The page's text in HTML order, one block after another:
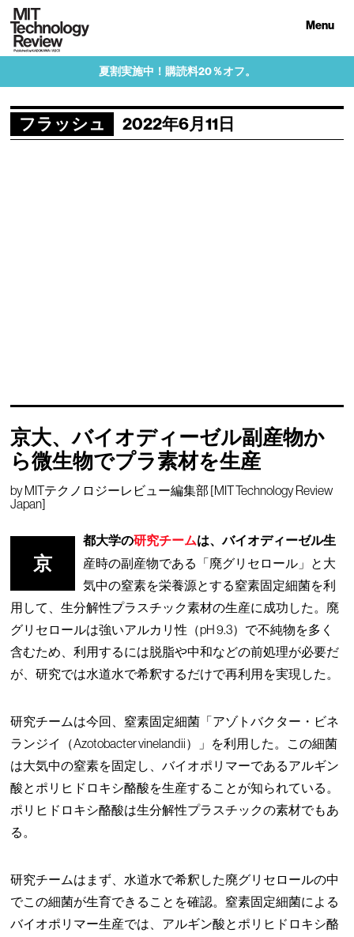
Menu
夏割実施中！購読料20％オフ。
フラッシュ 2022年6月11日
京大、バイオディーゼル副産物か
ら微生物でプラ素材を生産
byMITテクノロジーレビュー編集部 [MIT Technology Review
Japan]
京
都大学の研究チームは、バイオディーゼル生
産時の副産物である「廃グリセロール」と大
気中の窒素を栄養源とする窒素固定細菌を利
用して、生分解性プラスチック素材の生産に成功した。廃
グリセロールは強いアルカリ性（pH 9.3）で不純物を多く
含むため、利用するには脱脂や中和などの前処理が必要だ
が、研究では水道水で希釈するだけで再利用を実現した。
研究チームは今回、窒素固定細菌「アゾトバクター・ビネ
ランジイ（Azotobacter vinelandii）」を利用した。この細菌
は大気中の窒素を固定し、バイオポリマーであるアルギン
酸とポリヒドロキシ酪酸を生産することが知られている。
ポリヒドロキシ酪酸は生分解性プラスチックの素材でもあ
る。
研究チームはまず、水道水で希釈した廃グリセロールの中
でこの細菌が生育できることを確認。窒素固定細菌による
バイオポリマー生産では、アルギン酸とポリヒドロキシ酪